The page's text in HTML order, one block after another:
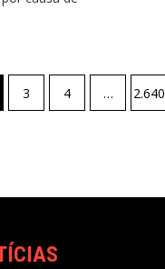
3 4 … 2.640